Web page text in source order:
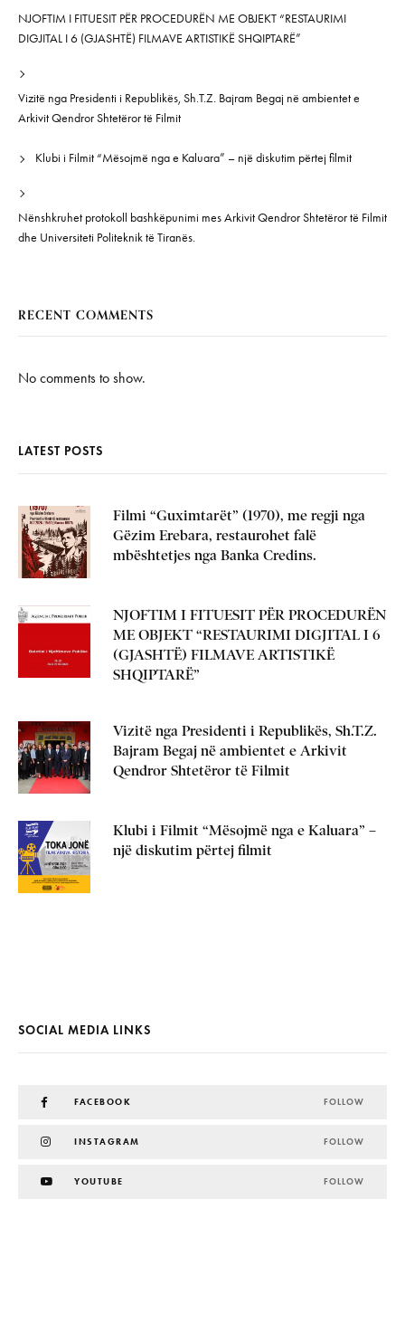
NJOFTIM I FITUESIT PËR PROCEDURËN ME OBJEKT “RESTAURIMI
DIGJITAL I 6 (GJASHTË) FILMAVE ARTISTIKË SHQIPTARË”
Vizitë nga Presidenti i Republikës, Sh.T.Z. Bajram Begaj në ambientet e
Arkivit Qendror Shtetëror të Filmit
Klubi i Filmit “Mësojmë nga e Kaluara” – një diskutim përtej filmit
Nënshkruhet protokoll bashkëpunimi mes Arkivit Qendror Shtetëror të Filmit
dhe Universiteti Politeknik të Tiranës.
RECENT COMMENTS
No comments to show.
LATEST POSTS
Filmi “Guximtarët” (1970), me regji nga
Gëzim Erebara, restaurohet falë
mbështetjes nga Banka Credins.
NJOFTIM I FITUESIT PËR PROCEDURËN
ME OBJEKT “RESTAURIMI DIGJITAL I 6
(GJASHTË) FILMAVE ARTISTIKË
SHQIPTARË”
Vizitë nga Presidenti i Republikës, Sh.T.Z.
Bajram Begaj në ambientet e Arkivit
Qendror Shtetëror të Filmit
Klubi i Filmit “Mësojmë nga e Kaluara” –
një diskutim përtej filmit
SOCIAL MEDIA LINKS
FACEBOOK FOLLOW
INSTAGRAM FOLLOW
YOUTUBE FOLLOW